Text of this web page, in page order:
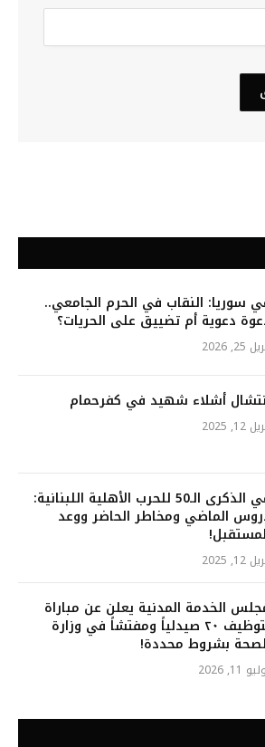
سوريا: النقاب في الحرم الجامعي..
دعوية أم تضييق على الحريات؟
25, 2026
أشلاء شهيد في كفرحمام
12, 2025
في الذكرى الـ50 للحرب الأهلية اللبنانية:
الماضي ومخاطر الحاضر ووعد
12, 2025
الخدمة المدنية يعلن عن مباراة
لتوظيف ٢٠ صيدلياً ومفتشاً في وزارة
بشروط محددة!
11, 2026